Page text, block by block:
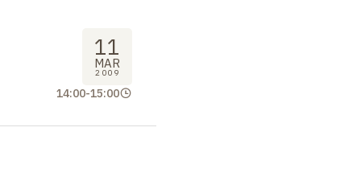
11
MAR
2009
14:00-15:00